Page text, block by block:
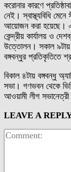
করোনার কারণে
নেই। স্বাস্থ্যবিধি
আয়োজন করা হয়েছে।
কেন্দ্রীয় কার্যালয় ও
উত্তোলন। সকাল ৯টায়
বঙ্গবন্ধুর প্রতিকৃতিতে
বিকাল ৪টায় বঙ্গবন্ধু
সভা। গণভবন থেকে
আওয়ামী লীগ সভানেত্রী
LEAVE A